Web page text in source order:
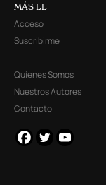
MÁS LL
Acceso
Suscribirme
Quienes Somos
Nuestros Autores
Contacto